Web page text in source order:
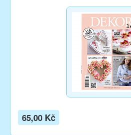
65,00 Kč